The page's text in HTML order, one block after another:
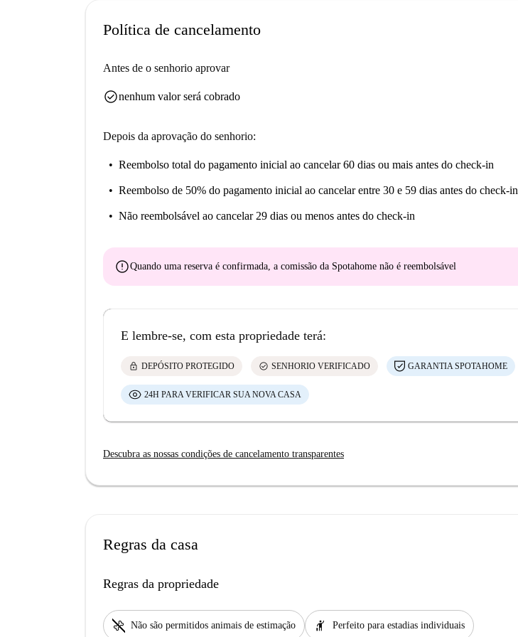
Política de cancelamento
Antes de o senhorio aprovar
check_circlenenhum valor será cobrado
Depois da aprovação do senhorio:
Reembolso total do pagamento inicial ao cancelar 60 dias ou mais antes do check-in
Reembolso de 50% do pagamento inicial ao cancelar entre 30 e 59 dias antes do check-in
Não reembolsável ao cancelar 29 dias ou menos antes do check-in
errorQuando uma reserva é confirmada, a comissão da Spotahome não é reembolsável
E lembre-se, com esta propriedade terá:
lock DEPÓSITO PROTEGIDO check_circle SENHORIO VERIFICADO GARANTIA SPOTAHOME
24H PARA VERIFICAR SUA NOVA CASA
Descubra as nossas condições de cancelamento transparentes
Regras da casa
Regras da propriedade
pet_supplies Não são permitidos animais de estimação hail Perfeito para estadias individuais